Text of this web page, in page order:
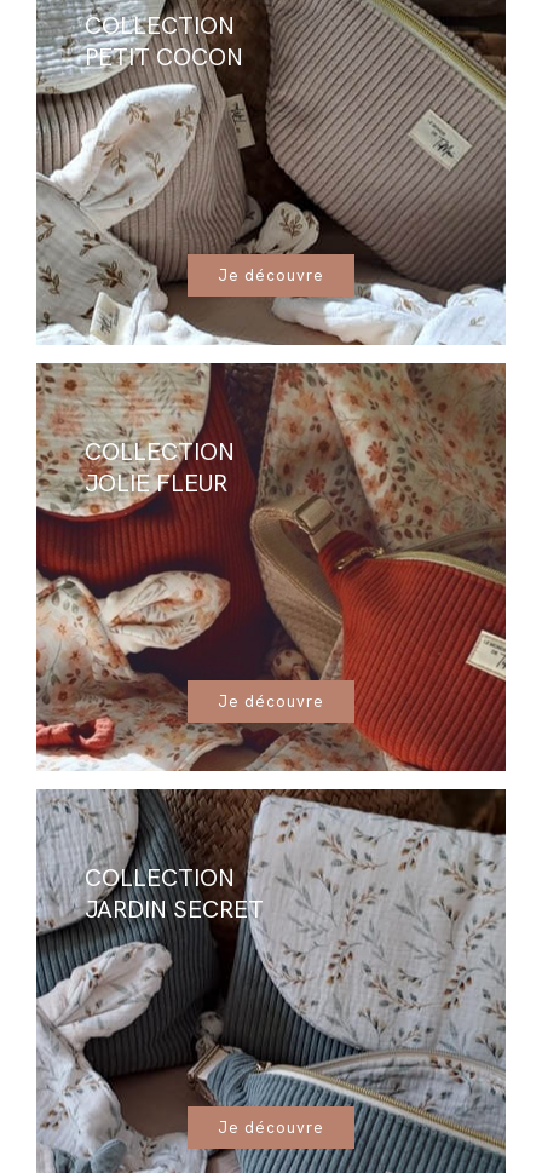
COLLECTION
PETIT COCON
Je découvre
COLLECTION
JOLIE FLEUR
Je découvre
COLLECTION
JARDIN SECRET
Je découvre